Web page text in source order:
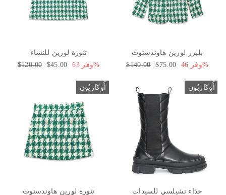
تنورة لورين للنساء
السعر
$120.00
سعر
$45.00 وفر 63%
بليزر لورين هاوندستوث
السعر
$140.00 سعر
$75.00 وفر 46%
أُوكَازيُون
تنورة لورين هاوندستوث
أُوكَازيُون
حذاء تشيلسي للسيدات